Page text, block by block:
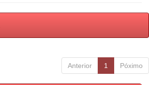
Anterior 1 Póximo